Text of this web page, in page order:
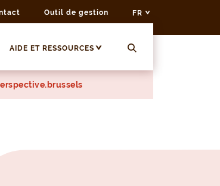
Outil de gestion FR
AIDE ET RESSOURCES